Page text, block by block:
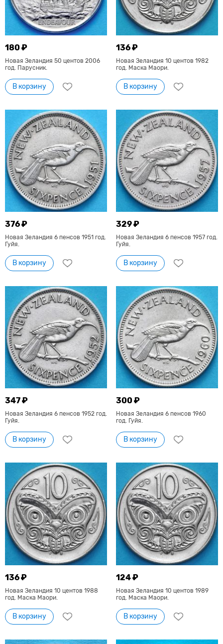
180 ₽
Новая Зеландия 50 центов 2006
год. Парусник.
В корзину
136 ₽
Новая Зеландия 10 центов 1982
год. Маска Маори.
В корзину
376 ₽
Новая Зеландия 6 пенсов 1951 год.
Гуйя.
В корзину
329 ₽
Новая Зеландия 6 пенсов 1957 год.
Гуйя.
В корзину
347 ₽
Новая Зеландия 6 пенсов 1952 год.
Гуйя.
В корзину
300 ₽
Новая Зеландия 6 пенсов 1960
год. Гуйя.
В корзину
136 ₽
Новая Зеландия 10 центов 1988
год. Маска Маори.
В корзину
124 ₽
Новая Зеландия 10 центов 1989
год. Маска Маори.
В корзину